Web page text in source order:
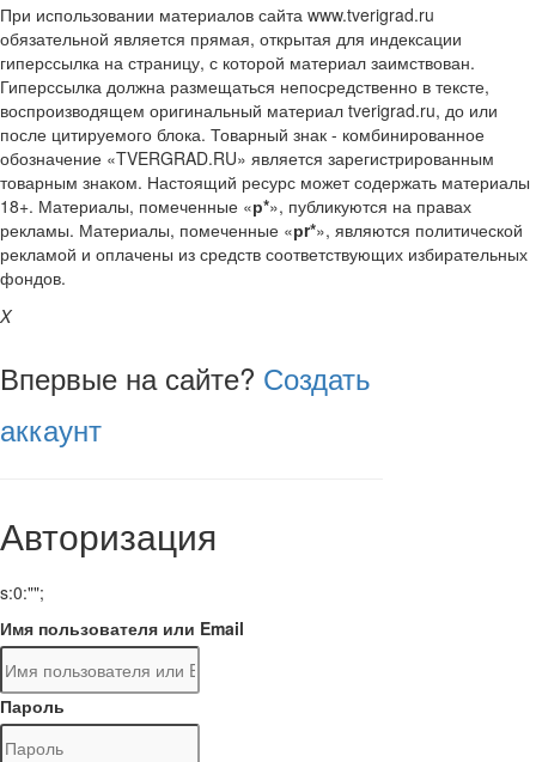
При использовании материалов сайта www.tverigrad.ru
обязательной является прямая, открытая для индексации
гиперссылка на страницу, с которой материал заимствован.
Гиперссылка должна размещаться непосредственно в тексте,
воспроизводящем оригинальный материал tverigrad.ru, до или
после цитируемого блока. Товарный знак - комбинированное
обозначение «TVERGRAD.RU» является зарегистрированным
товарным знаком. Настоящий ресурс может содержать материалы
18+. Материалы, помеченные «р*», публикуются на правах
рекламы. Материалы, помеченные «рr*», являются политической
рекламой и оплачены из средств соответствующих избирательных
фондов.
X
Впервые на сайте? Создать
аккаунт
Авторизация
s:0:"";
Имя пользователя или Email
Пароль